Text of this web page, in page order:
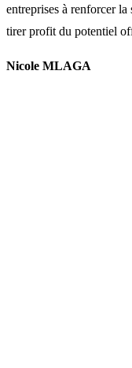
entreprises à renforcer
tirer profit du potentiel
Nicole MLAGA